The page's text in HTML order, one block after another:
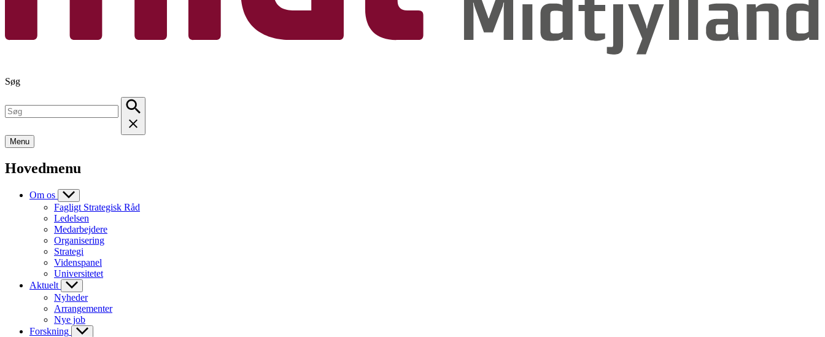
Søg
Menu
Hovedmenu
Om os
Fagligt Strategisk Råd
Ledelsen
Medarbejdere
Organisering
Strategi
Videnspanel
Universitetet
Aktuelt
Nyheder
Arrangementer
Nye job
Forskning